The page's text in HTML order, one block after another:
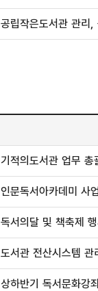
공립작은도서관 관리
기적의도서관 업무
인문독서아카데미 사
독서의달 및 책축제
도서관 전산시스템
상하반기 독서문화강